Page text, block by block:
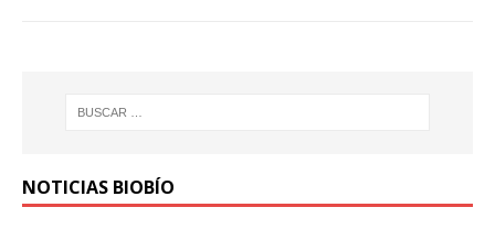
NOTICIAS BIOBÍO